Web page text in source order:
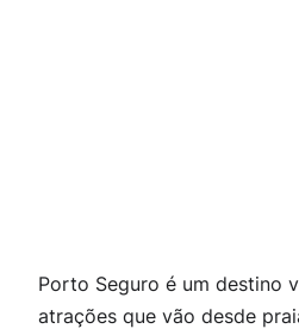
Porto Seguro é um destino
atrações que vão desde